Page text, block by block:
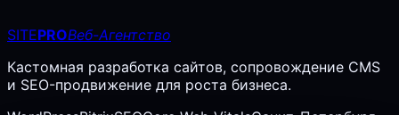
SITEPROВеб-Агентство
Кастомная разработка сайтов, сопровождение CMS
и SEO-продвижение для роста бизнеса.